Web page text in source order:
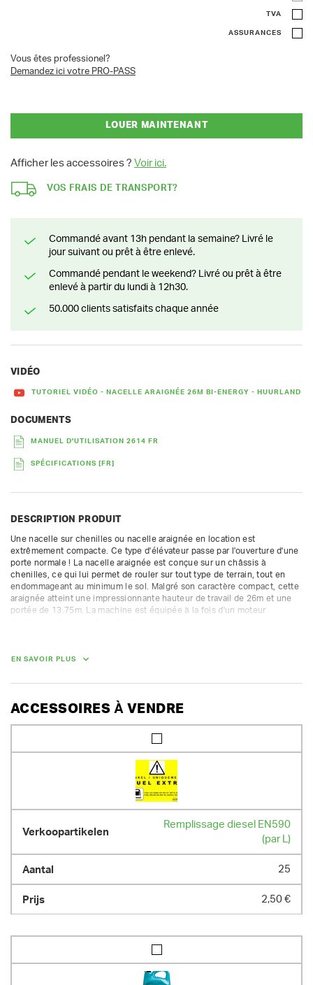
TVA
ASSURANCES
Vous êtes professionel?
Demandez ici votre PRO-PASS
LOUER MAINTENANT
Afficher les accessoires ? Voir ici.
VOS FRAIS DE TRANSPORT?
Commandé avant 13h pendant la semaine? Livré le
jour suivant ou prêt à être enlevé.
Commandé pendant le weekend? Livré ou prêt à être
enlevé à partir du lundi à 12h30.
50.000 clients satisfaits chaque année
VIDÉO
TUTORIEL VIDÉO - NACELLE ARAIGNÉE 26M BI-ENERGY - HUURLAND
DOCUMENTS
MANUEL D'UTILISATION 2614 FR
SPÉCIFICATIONS [FR]
DESCRIPTION PRODUIT
Une nacelle sur chenilles ou nacelle araignée en location est
extrêmement compacte. Ce type d'élévateur passe par l'ouverture d'une
porte normale ! La nacelle araignée est conçue sur un châssis à
chenilles, ce qui lui permet de rouler sur tout type de terrain, tout en
endommageant au minimum le sol. Malgré son caractère compact, cette
araignée atteint une impressionnante hauteur de travail de 26m et une
portée de 13.75m. La machine est équipée à la fois d'un moteur
dans tout autre espace réduit. La machine exerce également une faible
historiques.
Les nacelles élévatrices peuvent être louées pour de courtes durées.
hauteur de travail max. 25.7 m avec charge de 230 kg
largeur max. de travail (essieux déployés) : 398 cm
capacité de charge de la plate-forme : 230kg
passage min. 99 x199 cm
Bi-Energy : moteur électrique 230V et moteur diesel Kubota 21.6ch
DIMENSIONS (L X L X H) :
635 cm x 100 cm x 200 cm
POIDS
4365.00 kg
EN SAVOIR PLUS
ACCESSOIRES À VENDRE
Remplissage diesel EN590
(par L)
25
2,50 €